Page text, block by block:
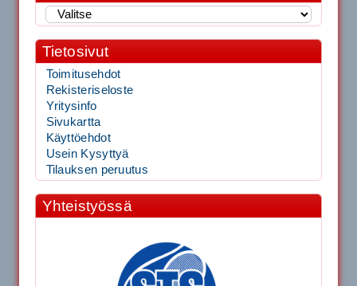
Tietosivut
Toimitusehdot
Rekisteriseloste
Yritysinfo
Sivukartta
Käyttöehdot
Usein Kysyttyä
Tilauksen peruutus
Yhteistyössä